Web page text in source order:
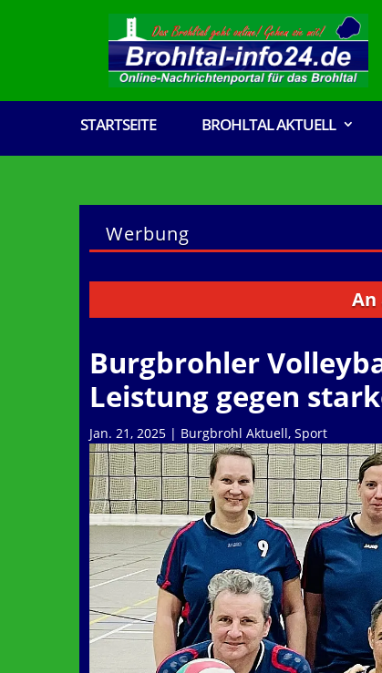
STARTSEITE BROHLTAL AKTUELL
Werbung
An alle
Burgbrohler
Leistung gegen
Jan. 21, 2025 | Burgbrohl Aktuell,Sport